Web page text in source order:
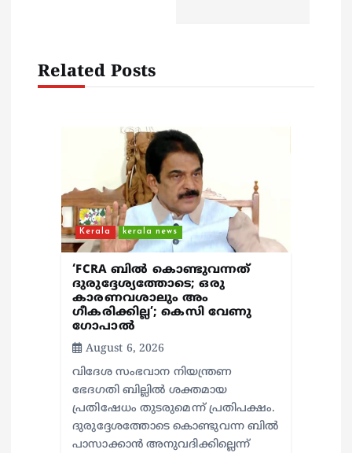
a
Related Posts
Kerala kerala news
‘FCRA ബിൽ കൊണ്ടുവന്നത്
ദുരുദ്ദേശ്യത്തോടെ; ഒരു
കാരണവശാലും അം​
ഗീകരിക്കില്ല’; കെസി വേണു​
ഗോപാൽ
August 6, 2026
വിദേശ സംഭവാന നിയന്ത്രണ
ഭേദഗതി ബില്ലിൽ ശക്തമായ
പ്രതിഷേധം തുടരുമെന്ന് പ്രതിപക്ഷം.
ദുരുദ്ദേശത്തോടെ കൊണ്ടുവന്ന ബിൽ
പാസാക്കാൻ അനുവദിക്കില്ലെന്ന്